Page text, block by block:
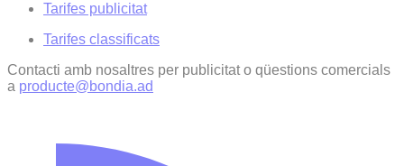
Tarifes publicitat
Tarifes classificats
Contacti amb nosaltres per publicitat o qüestions comercials
a producte@bondia.ad